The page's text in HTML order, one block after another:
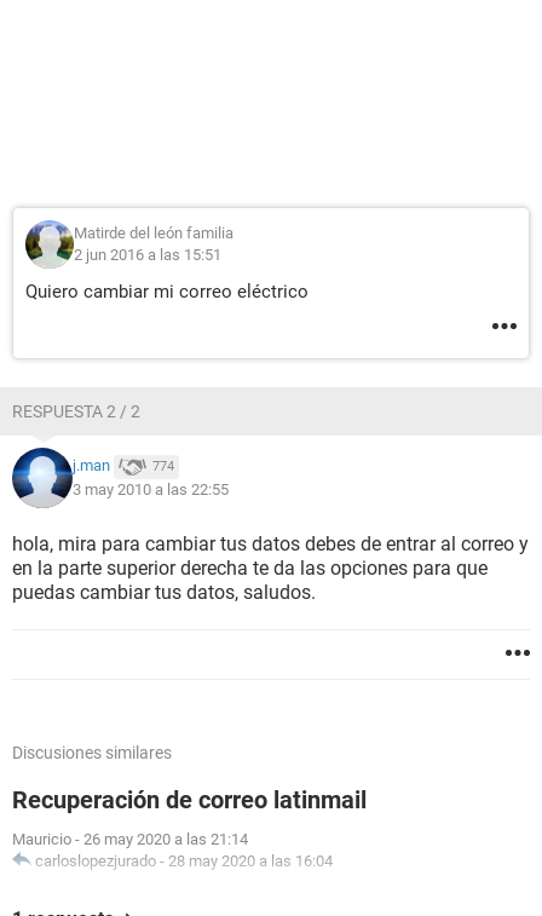
Matirde del león familia
2 jun 2016 a las 15:51
Quiero cambiar mi correo eléctrico
RESPUESTA 2 / 2
j.man 774
3 may 2010 a las 22:55
hola, mira para cambiar tus datos debes de entrar al correo y
en la parte superior derecha te da las opciones para que
puedas cambiar tus datos, saludos.
Discusiones similares
Recuperación de correo latinmail
Mauricio - 26 may 2020 a las 21:14
carloslopezjurado - 28 may 2020 a las 16:04